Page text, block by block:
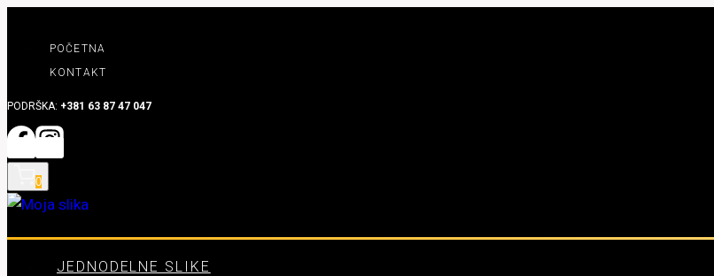
content
POČETNA
KONTAKT
PODRŠKA: +381 63 87 47 047
0
JEDNODELNE SLIKE